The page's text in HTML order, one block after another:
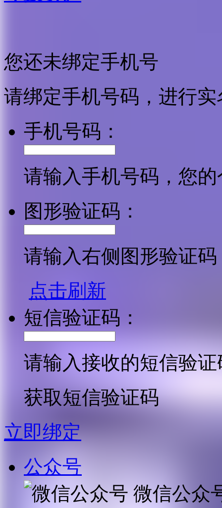
您还未绑定手机号
请绑定手机号码，进行
手机号码：
请输入手机号码，您
图形验证码：
请输入右侧图形验证码
点击刷新
短信验证码：
请输入接收的短信验证
获取短信验证码
立即绑定
公众号
微信公众